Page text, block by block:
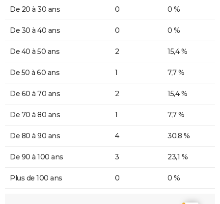
De 20 à 30 ans 0 0 %
De 30 à 40 ans 0 0 %
De 40 à 50 ans 2 15,4 %
De 50 à 60 ans 1 7,7 %
De 60 à 70 ans 2 15,4 %
De 70 à 80 ans 1 7,7 %
De 80 à 90 ans 4 30,8 %
De 90 à 100 ans 3 23,1 %
Plus de 100 ans 0 0 %